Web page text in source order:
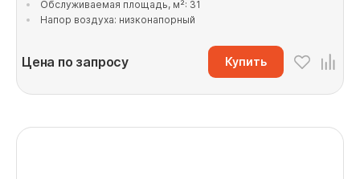
Обслуживаемая площадь, м²: 31
Напор воздуха: низконапорный
Цена по запросу Купить